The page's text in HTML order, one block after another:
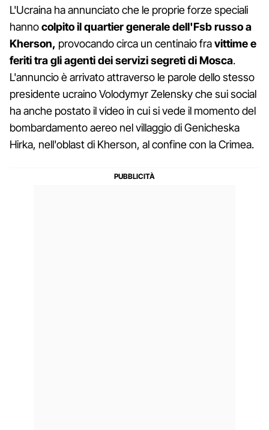
L'Ucraina ha annunciato che le proprie forze speciali
hannocolpito il quartier generale dell'Fsb russo a
Kherson, provocando circa un centinaio fravittime e
feriti tra gli agenti dei servizi segreti di Mosca.
L'annuncio è arrivato attraverso le parole dello stesso
presidente ucraino Volodymyr Zelensky che sui social
ha anche postato il video in cui si vede il momento del
bombardamento aereo nel villaggio di Genicheska
Hirka, nell'oblast di Kherson, al confine con la Crimea.